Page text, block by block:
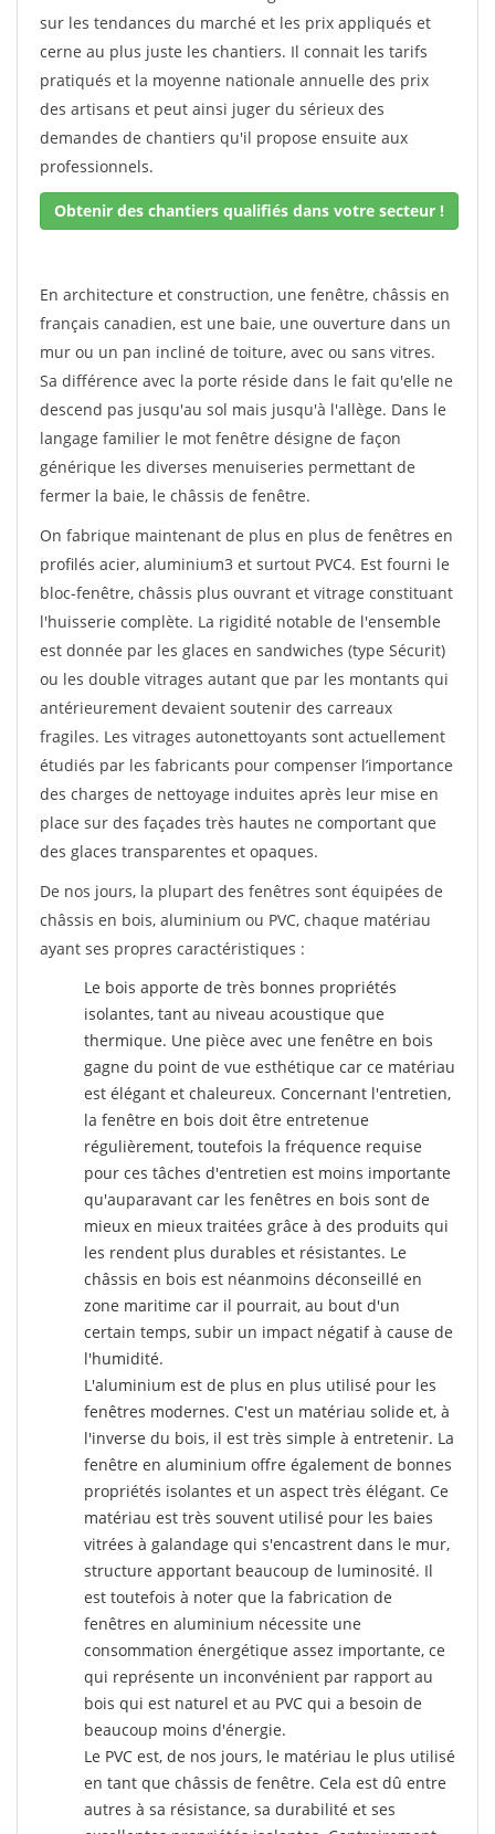
sur les tendances du marché et les prix appliqués et
cerne au plus juste les chantiers. Il connait les tarifs
pratiqués et la moyenne nationale annuelle des prix
des artisans et peut ainsi juger du sérieux des
demandes de chantiers qu'il propose ensuite aux
professionnels.
Obtenir des chantiers qualifiés dans votre secteur !
En architecture et construction, une fenêtre, châssis en
français canadien, est une baie, une ouverture dans un
mur ou un pan incliné de toiture, avec ou sans vitres.
Sa différence avec la porte réside dans le fait qu'elle ne
descend pas jusqu'au sol mais jusqu'à l'allège. Dans le
langage familier le mot fenêtre désigne de façon
générique les diverses menuiseries permettant de
fermer la baie, le châssis de fenêtre.
On fabrique maintenant de plus en plus de fenêtres en
profilés acier, aluminium3 et surtout PVC4. Est fourni le
bloc-fenêtre, châssis plus ouvrant et vitrage constituant
l'huisserie complète. La rigidité notable de l'ensemble
est donnée par les glaces en sandwiches (type Sécurit)
ou les double vitrages autant que par les montants qui
antérieurement devaient soutenir des carreaux
fragiles. Les vitrages autonettoyants sont actuellement
étudiés par les fabricants pour compenser l’importance
des charges de nettoyage induites après leur mise en
place sur des façades très hautes ne comportant que
des glaces transparentes et opaques.
De nos jours, la plupart des fenêtres sont équipées de
châssis en bois, aluminium ou PVC, chaque matériau
ayant ses propres caractéristiques :
Le bois apporte de très bonnes propriétés
isolantes, tant au niveau acoustique que
thermique. Une pièce avec une fenêtre en bois
gagne du point de vue esthétique car ce matériau
est élégant et chaleureux. Concernant l'entretien,
la fenêtre en bois doit être entretenue
régulièrement, toutefois la fréquence requise
pour ces tâches d'entretien est moins importante
qu'auparavant car les fenêtres en bois sont de
mieux en mieux traitées grâce à des produits qui
les rendent plus durables et résistantes. Le
châssis en bois est néanmoins déconseillé en
zone maritime car il pourrait, au bout d'un
certain temps, subir un impact négatif à cause de
l'humidité.
L'aluminium est de plus en plus utilisé pour les
fenêtres modernes. C'est un matériau solide et, à
l'inverse du bois, il est très simple à entretenir. La
fenêtre en aluminium offre également de bonnes
propriétés isolantes et un aspect très élégant. Ce
matériau est très souvent utilisé pour les baies
vitrées à galandage qui s'encastrent dans le mur,
structure apportant beaucoup de luminosité. Il
est toutefois à noter que la fabrication de
fenêtres en aluminium nécessite une
consommation énergétique assez importante, ce
qui représente un inconvénient par rapport au
bois qui est naturel et au PVC qui a besoin de
beaucoup moins d'énergie.
Le PVC est, de nos jours, le matériau le plus utilisé
en tant que châssis de fenêtre. Cela est dû entre
autres à sa résistance, sa durabilité et ses